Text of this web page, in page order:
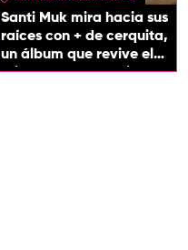
Santi Muk mira hacia sus
raíces con + de cerquita,
un álbum que revive el
origen de sus canciones